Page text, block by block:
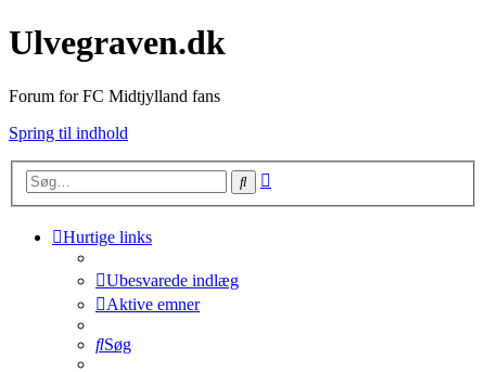
Ulvegraven.dk
Forum for FC Midtjylland fans
Spring til indhold
Søg
Hurtige links
Ubesvarede indlæg
Aktive emner
Søg